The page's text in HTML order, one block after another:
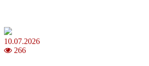
10.07.2026
266